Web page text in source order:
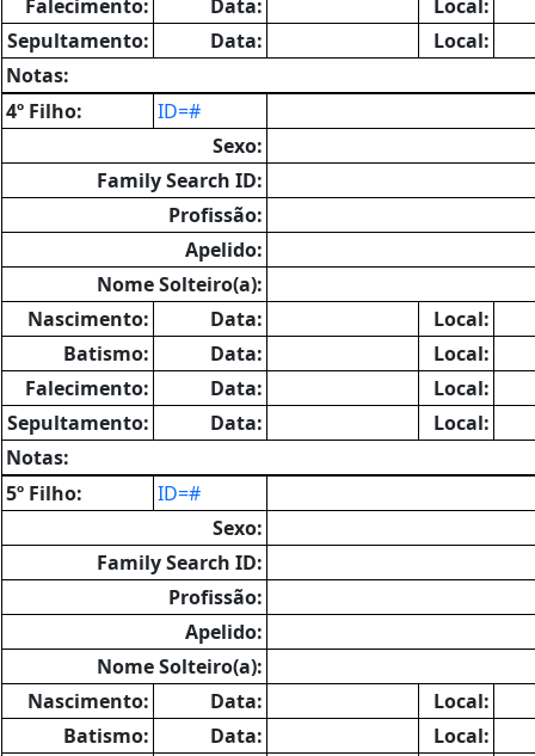
Falecimento:
Data:
Local:
Sepultamento:
Data:
Local:
Notas:
4º Filho:
ID=#
Sexo:
Family Search ID:
Profissão:
Apelido:
Nome Solteiro(a):
Nascimento:
Data:
Local:
Batismo:
Data:
Local:
Falecimento:
Data:
Local:
Sepultamento:
Data:
Local:
Notas:
5º Filho:
ID=#
Sexo:
Family Search ID:
Profissão:
Apelido:
Nome Solteiro(a):
Nascimento:
Data:
Local:
Batismo:
Data:
Local: